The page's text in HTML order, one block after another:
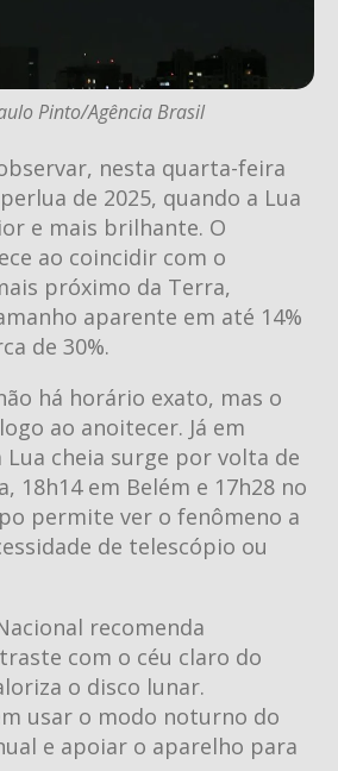
Pinto/Agência Brasil
nesta quarta-feira
de 2025, quando a Lua
e mais brilhante. O
ao coincidir com o
próximo da Terra,
aparente em até 14%
de 30%.
há horário exato, mas o
ao anoitecer. Já em
cheia surge por volta de
18h14 em Belém e 17h28 no
permite ver o fenômeno a
de telescópio ou
recomenda
com o céu claro do
o disco lunar.
usar o modo noturno do
e apoiar o aparelho para